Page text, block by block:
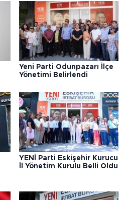
Yeni Parti Odunpazarı İlçe
Yönetimi Belirlendi
YENİ Parti Eskişehir Kurucu
İl Yönetim Kurulu Belli Oldu